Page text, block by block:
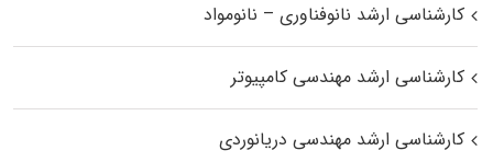
کارشناسی ارشد نانوفناوری – نانومواد
کارشناسی ارشد مهندسی کامپیوتر
کارشناسی ارشد مهندسی دریانوردی